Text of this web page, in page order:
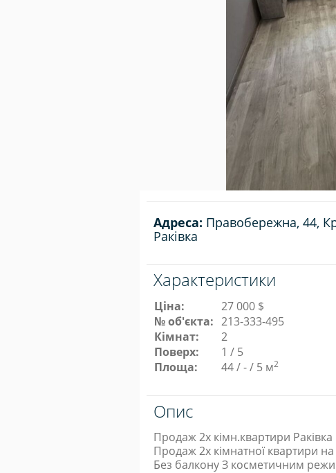
Адреса: Правобережна, 44,
Раківка
Характеристики
Ціна:
27 000 $
№ об'єкта: 213-333-495
Кімнат:
2
Поверх:
1 / 5
Площа:
44 / - / 5 м2
Опис
Продаж 2х кімн.квартири
Продаж 2х кімнатної квартири
Без балкону З косметичним